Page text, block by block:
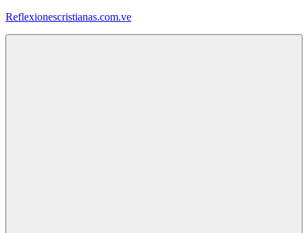
Saltar
Reflexionescristianas.com.ve